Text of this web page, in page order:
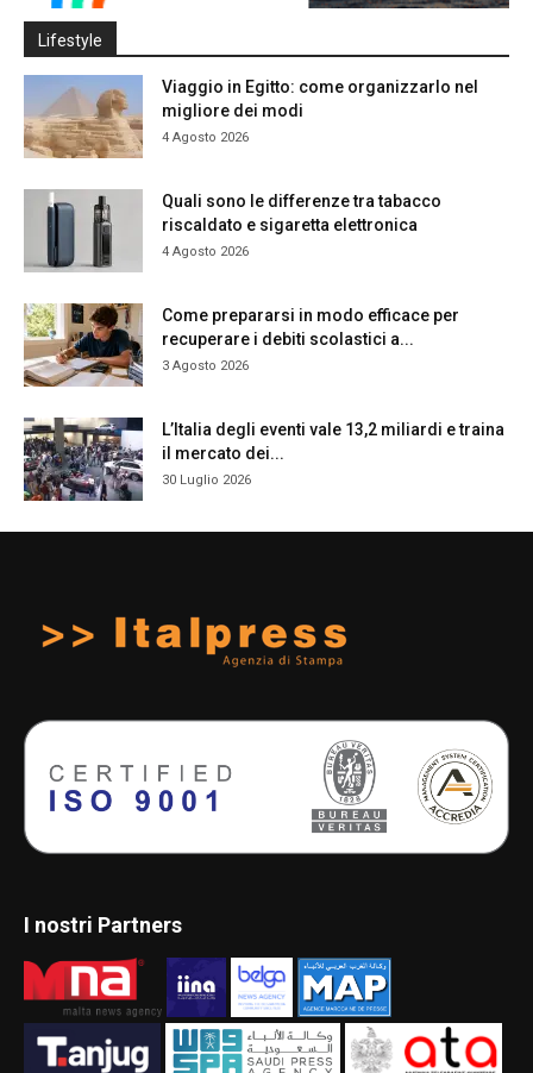
Lifestyle
Viaggio in Egitto: come organizzarlo nel
migliore dei modi
4 Agosto 2026
Quali sono le differenze tra tabacco
riscaldato e sigaretta elettronica
4 Agosto 2026
Come prepararsi in modo efficace per
recuperare i debiti scolastici a...
3 Agosto 2026
L’Italia degli eventi vale 13,2 miliardi e traina
il mercato dei...
30 Luglio 2026
I nostri Partners